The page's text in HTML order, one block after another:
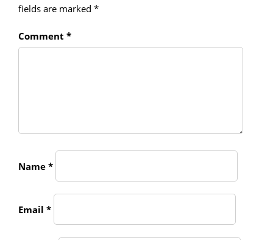
fields are marked *
Comment *
Name *
Email *